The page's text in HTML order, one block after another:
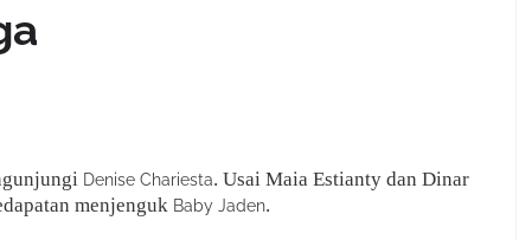
Denise Chariesta. Usai Maia Estianty dan Dinar
menjenguk Baby Jaden.